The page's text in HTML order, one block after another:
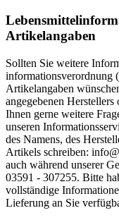
Artikelangaben
Sollten Sie weitere
informations­verordnung
Artikelangaben
angegebenen
Ihnen gerne weitere
unseren
des Namens, des
Artikels schreiben:
auch während unserer
03591 - 307255. Bitte
vollständige
Lieferung an Sie